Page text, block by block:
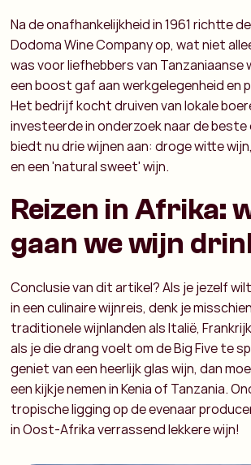
Na de onafhankelijkheid in 1961 richtte
Dodoma Wine Company op, wat niet
was voor liefhebbers van Tanzaniaanse
een boost gaf aan werkgelegenheid en
Het bedrijf kocht druiven van lokale
investeerde in onderzoek naar de beste
biedt nu drie wijnen aan: droge witte
en een 'natural sweet' wijn.
Reizen in Afrika:
gaan we wijn
Conclusie van dit artikel? Als je jezelf
in een culinaire wijnreis, denk je
traditionele wijnlanden als Italië,
als je die drang voelt om de Big Five te
geniet van een heerlijk glas wijn, dan
een kijkje nemen in Kenia of Tanzania.
tropische ligging op de evenaar
in Oost-Afrika verrassend lekkere wijn!